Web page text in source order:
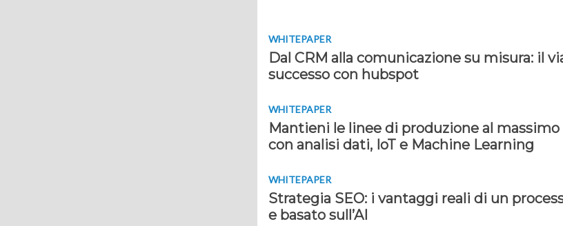
WHITEPAPER
Dal CRM alla comunicazione su misura: il
successo con hubspot
WHITEPAPER
Mantieni le linee di produzione al massimo
con analisi dati, IoT e Machine Learning
WHITEPAPER
Strategia SEO: i vantaggi reali di un
e basato sull’AI